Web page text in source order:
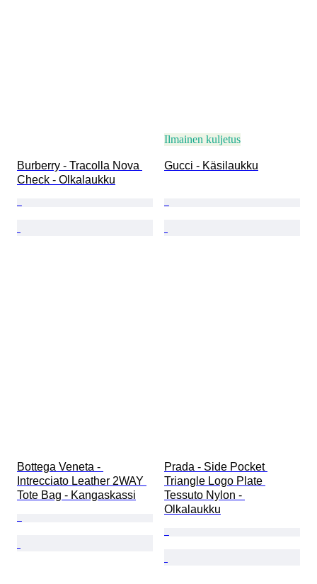
Burberry - Tracolla Nova
Check - Olkalaukku
Ilmainen kuljetus
Gucci - Käsilaukku
Bottega Veneta -
Intrecciato Leather 2WAY
Tote Bag - Kangaskassi
Prada - Side Pocket
Triangle Logo Plate
Tessuto Nylon -
Olkalaukku